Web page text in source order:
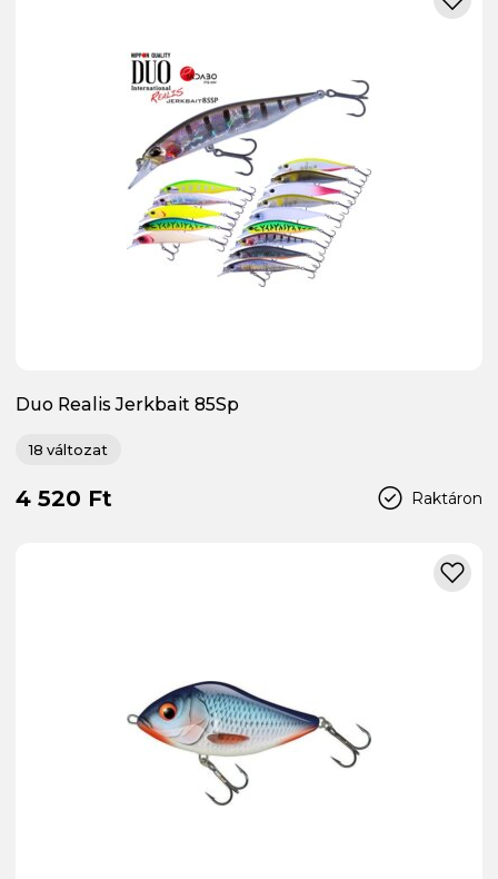
Duo Realis Jerkbait 85Sp
18 változat
Raktáron
4 520 Ft